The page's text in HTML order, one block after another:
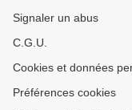
Signaler un abus
C.G.U.
Cookies et données
Préférences cookies